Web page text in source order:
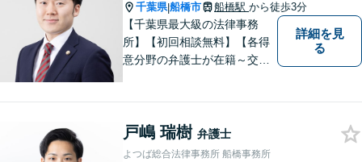
千葉県|船橋市 船橋駅 から徒歩3分
【千葉県最大級の法律事務
所】【初回相談無料】【各得
意分野の弁護士が在籍～交通
詳細を見
る
戸嶋 瑞樹 弁護士
よつば総合法律事務所 船橋事務所